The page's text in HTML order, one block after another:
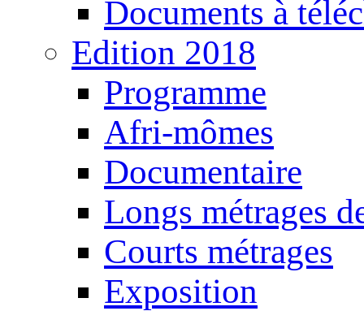
Documents à
Edition 2018
Programme
Afri-mômes
Documentaire
Longs métrages
Courts métrages
Exposition